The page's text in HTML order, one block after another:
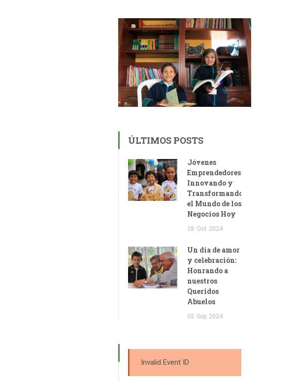
ÚLTIMOS POSTS
Jóvenes
Emprendedores:
Innovando y
Transformando
el Mundo de los
Negocios Hoy
28 Oct 2024
Un día de amor
y celebración:
Honrando a
nuestros
Queridos
Abuelos
05 Sep 2024
Invalid Event ID